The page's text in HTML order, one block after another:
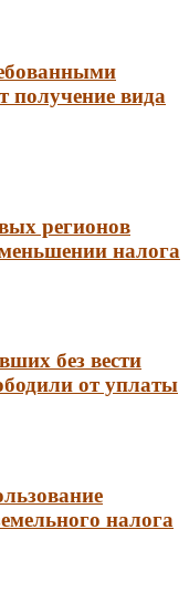
получение вида
регионов
налога
без вести
от уплаты
налога